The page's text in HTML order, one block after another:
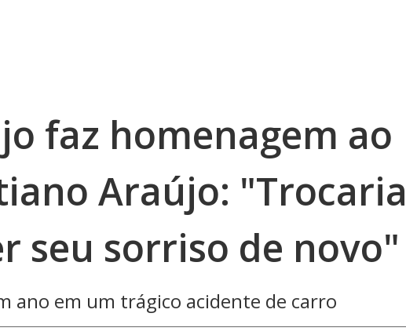
faz homenagem ao
Araújo: "Trocaria
seu sorriso de novo"
ano em um trágico acidente de carro